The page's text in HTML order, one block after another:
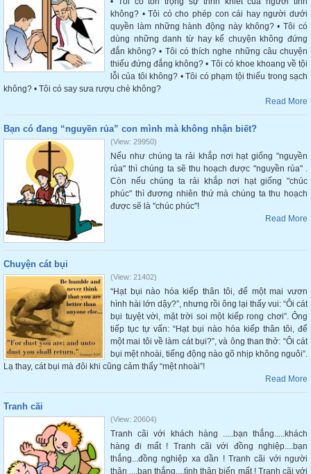
không? • Tôi có cho phép con cái hay người dưới
quyền làm những hành động này không? • Tôi có
dùng những danh từ hay kể chuyện không đứng
đắn không? • Tôi có thích nghe những câu chuyện
thiếu đứng đắng không? • Tôi có khoe khoang về tội
lỗi của tôi không? • Tôi có phạm tội thiếu trong sạch
không? • Tôi có say sưa rượu chè không?
Read More
Bạn có đang “nguyền rủa” con mình mà không nhận biết?
(View: 29950)
Nếu như chúng ta rải khắp nơi hạt giống "nguyền
rủa" thì chúng ta sẽ thu hoạch được "nguyền rủa" .
Còn nếu chúng ta rải khắp nơi hạt giống "chúc
phúc" thì đương nhiên thứ mà chúng ta thu hoạch
được sẽ là "chúc phúc"!
Read More
Chuyện cát bụi
(View: 21402)
“Hạt bụi nào hóa kiếp thân tôi, để một mai vươn
hình hài lớn dậy?”, nhưng rồi ông lại thấy vui: “Ôi cát
bụi tuyệt vời, mặt trời soi một kiếp rong chơi”. Ông
tiếp tục tự vấn: “Hạt bụi nào hóa kiếp thân tôi, để
một mai tôi về làm cát bụi?”, và ông than thở: “Ôi cát
bụi mệt nhoài, tiếng động nào gõ nhịp không nguôi”.
Lạ thay, cát bụi mà đôi khi cũng cảm thấy “mệt nhoài”!
Read More
Tranh cãi
(View: 20604)
Tranh cãi với khách hàng .....bạn thắng.....khách
hàng đi mất ! Tranh cãi với đồng nghiệp....bạn
thắng...đồng nghiệp xa dần ! Tranh cãi với người
thân ....bạn thắng....tình thân biến mất ! Tranh cãi với